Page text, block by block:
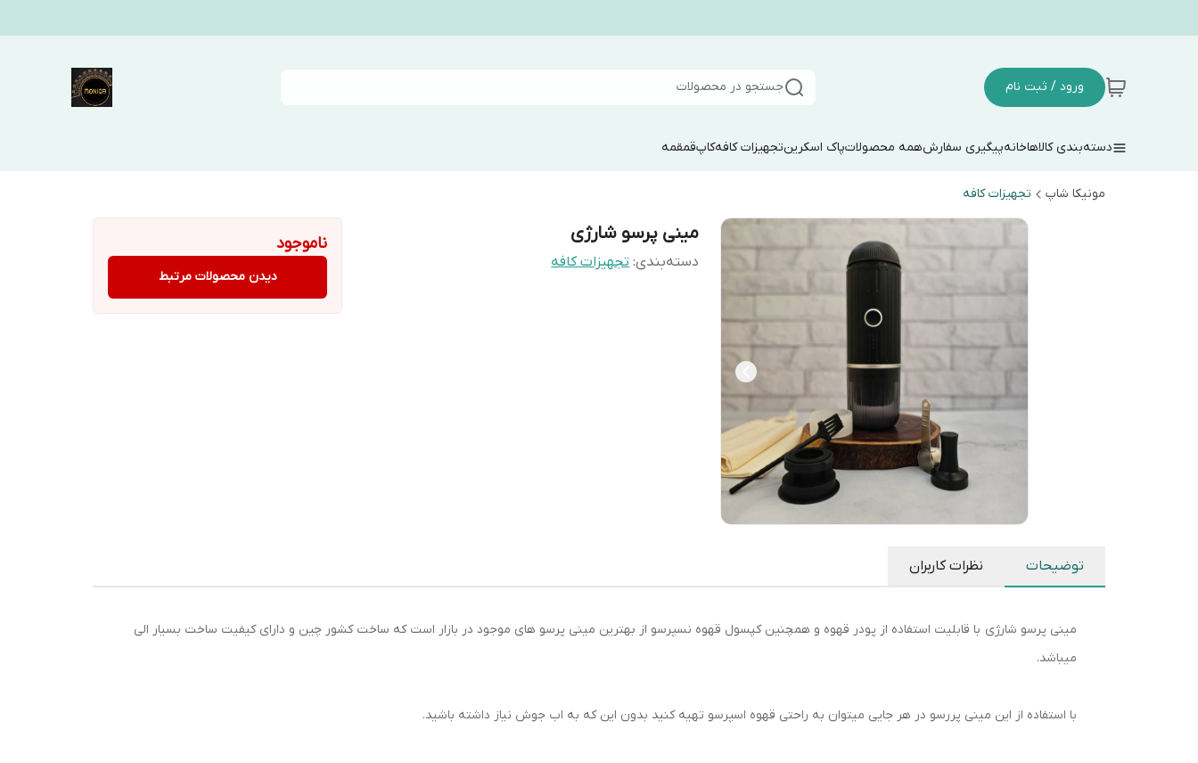
ورود / ثبت نام جستجو در محصولات
دسته‌بندی کالاهاخانهپیگیری سفارشهمه محصولاتپاک اسکرینتجهیزات کافهکاپقمقمه
مونیکا شاپ تجهیزات کافه
مینی پرسو شارژی
دسته‌بندی:تجهیزات کافه
ناموجود
دیدن محصولات مرتبط
توضیحات نظرات کاربران
مینی پرسو شارژی با قابلیت استفاده از پودر قهوه و همچنین کپسول قهوه نسپرسو از بهترین مینی پرسو های موجود در بازار است که ساخت کشور چین و دارای کیفیت ساخت بسیار الی
میباشد.
با استفاده از این مینی پررسو در هر جایی میتوان به راحتی قهوه اسپرسو تهیه کنید بدون این که به اب جوش نیاز داشته باشید.